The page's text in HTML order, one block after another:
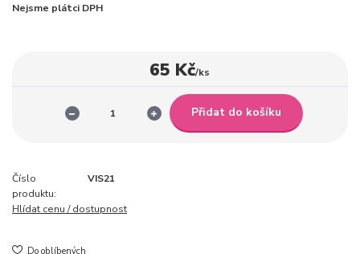
Nejsme plátci DPH
65 Kč/ks
Přidat do košíku
Číslo
produktu:
VIS21
Hlídat cenu / dostupnost
Do oblíbených